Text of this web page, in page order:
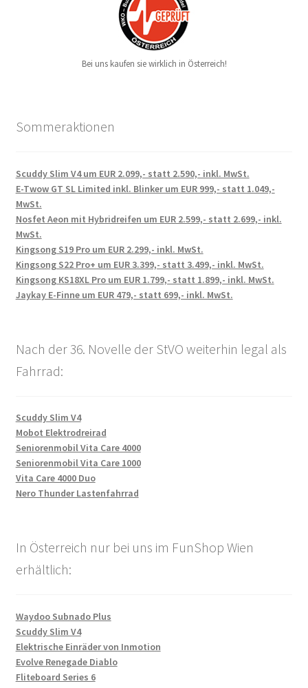
Bei uns kaufen sie wirklich in Österreich!
Sommeraktionen
Scuddy Slim V4 um EUR 2.099,- statt 2.590,- inkl. MwSt.
E-Twow GT SL Limited inkl. Blinker um EUR 999,- statt 1.049,-
MwSt.
Nosfet Aeon mit Hybridreifen um EUR 2.599,- statt 2.699,- inkl.
MwSt.
Kingsong S19 Pro um EUR 2.299,- inkl. MwSt.
Kingsong S22 Pro+ um EUR 3.399,- statt 3.499,- inkl. MwSt.
Kingsong KS18XL Pro um EUR 1.799,- statt 1.899,- inkl. MwSt.
Jaykay E-Finne um EUR 479,- statt 699,- inkl. MwSt.
Nach der 36. Novelle der StVO weiterhin legal als
Fahrrad:
Scuddy Slim V4
Mobot Elektrodreirad
Seniorenmobil Vita Care 4000
Seniorenmobil Vita Care 1000
Vita Care 4000 Duo
Nero Thunder Lastenfahrrad
In Österreich nur bei uns im FunShop Wien
erhältlich:
Waydoo Subnado Plus
Scuddy Slim V4
Elektrische Einräder von Inmotion
Evolve Renegade Diablo
Fliteboard Series 6